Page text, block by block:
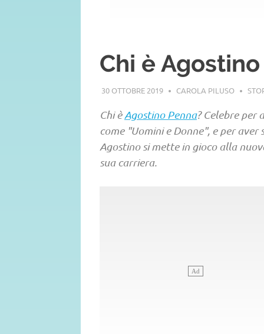
Chi è Agostino
30 OTTOBRE 2019 CAROLA PILUSO
Chi èAgostino Penna? Celebre per
come "Uomini e Donne", e per
Agostino si mette in gioco alla
sua carriera.